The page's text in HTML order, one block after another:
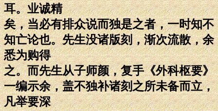
耳。业诚精
矣，当必有排众说而独是之者，一时知不
知亡论也。先生没诸版刻，渐次流散，余
悉为购得
之。而先生从子师颜，复手《外科枢要》
一编示余，盖不独补诸刻之所未备而立，
凡举要深